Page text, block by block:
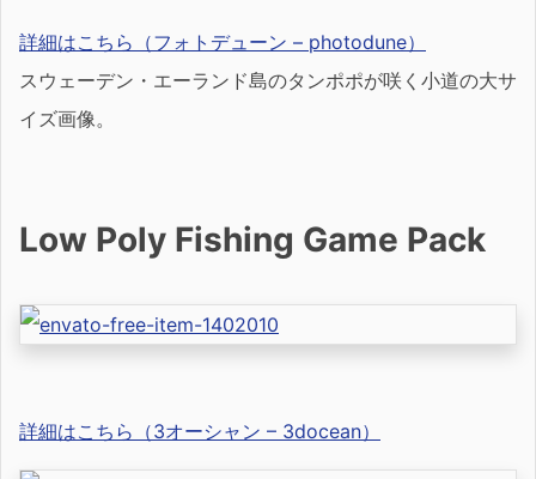
詳細はこちら（フォトデューン – photodune）
スウェーデン・エーランド島のタンポポが咲く小道の大サ
イズ画像。
Low Poly Fishing Game Pack
詳細はこちら（3オーシャン – 3docean）